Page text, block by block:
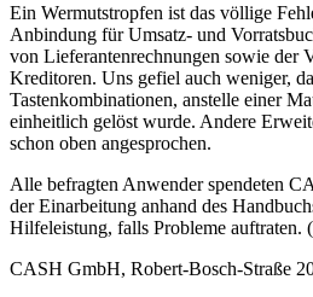
Ein Wermutstropfen ist das völlige
Anbindung für Umsatz- und
von Lieferantenrechnungen sowie der
Kreditoren. Uns gefiel auch weniger,
Tastenkombinationen, anstelle einer
einheitlich gelöst wurde. Andere
schon oben angesprochen.
Alle befragten Anwender spendeten
der Einarbeitung anhand des
Hilfeleistung, falls Probleme auftraten.
CASH GmbH, Robert-Bosch-Straße